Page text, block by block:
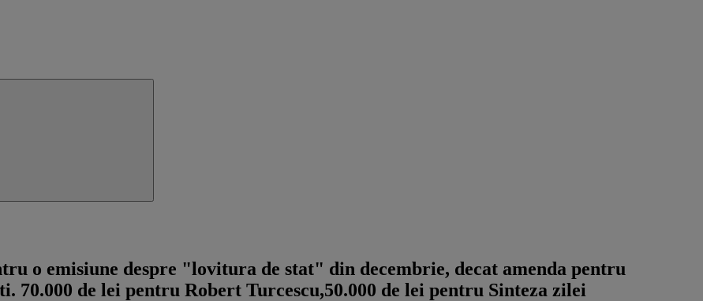
o emisiune despre "lovitura de stat" din decembrie, decat amenda pentru
de lei pentru Robert Turcescu,50.000 de lei pentru Sinteza zilei